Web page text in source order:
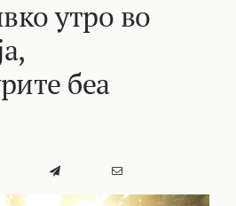
утро во
беа